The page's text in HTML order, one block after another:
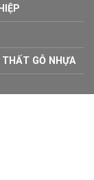
GỖ NHỰA